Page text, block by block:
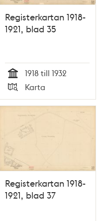
Registerkartan 1918-
1921, blad 35
Tid
1918 till 1932
Typ
Karta
Registerkartan 1918-
1921, blad 37